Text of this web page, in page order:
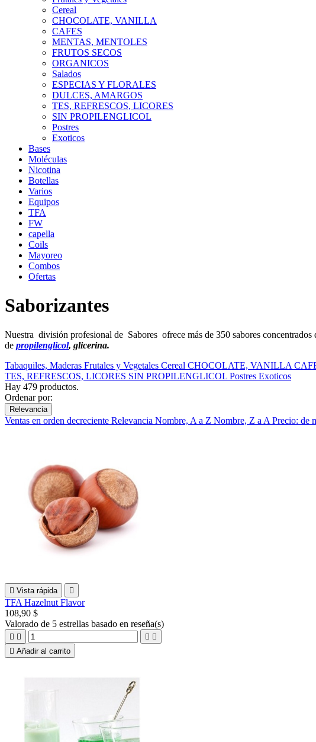
Cereal
CHOCOLATE, VANILLA
CAFES
MENTAS, MENTOLES
FRUTOS SECOS
ORGANICOS
Salados
ESPECIAS Y FLORALES
DULCES, AMARGOS
TES, REFRESCOS, LICORES
SIN PROPILENGLICOL
Postres
Exoticos
Bases
Moléculas
Nicotina
Botellas
Varios
Equipos
TFA
FW
capella
Coils
Mayoreo
Combos
Ofertas
Saborizantes
Nuestra división profesional de Sabores ofrece más de 350 sabores
de propilenglicol, glicerina.
Tabaquiles, Maderas Frutales y Vegetales Cereal CHOCOLATE, VANILLA
TES, REFRESCOS, LICORES SIN PROPILENGLICOL Postres Exoticos
Hay 479 productos.
Ordenar por:
Relevancia
Ventas en orden decreciente Relevancia Nombre, A a Z Nombre, Z a A Precio: de
 Vista rápida 
TFA Hazelnut Flavor
108,90 $
Valorado de 5 estrellas basado en reseña(s)
   
 Añadir al carrito